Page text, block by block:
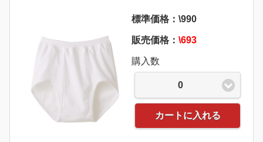
標準価格：\990
販売価格： \693
購入数
0
カートに入れる